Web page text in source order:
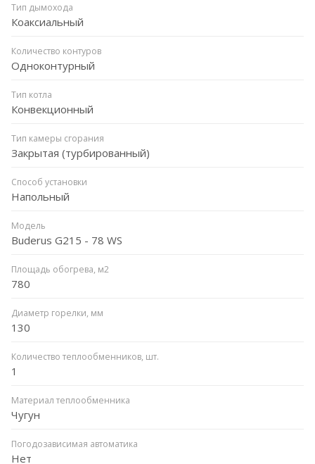
Тип дымохода
Коаксиальный
Количество контуров
Одноконтурный
Тип котла
Конвекционный
Тип камеры сгорания
Закрытая (турбированный)
Способ установки
Напольный
Модель
Buderus G215 - 78 WS
Площадь обогрева, м2
780
Диаметр горелки, мм
130
Количество теплообменников, шт.
1
Материал теплообменника
Чугун
Погодозависимая автоматика
Нет